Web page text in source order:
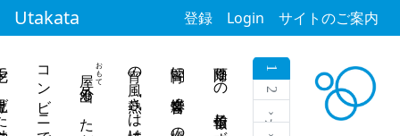
Utakata 登録 Login サイトのご案内
1
2
次 ›
おもて